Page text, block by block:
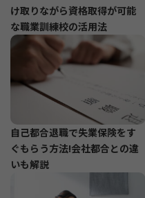
け取りながら資格取得が可能
な職業訓練校の活用法
自己都合退職で失業保険をす
ぐもらう方法!会社都合との違
いも解説